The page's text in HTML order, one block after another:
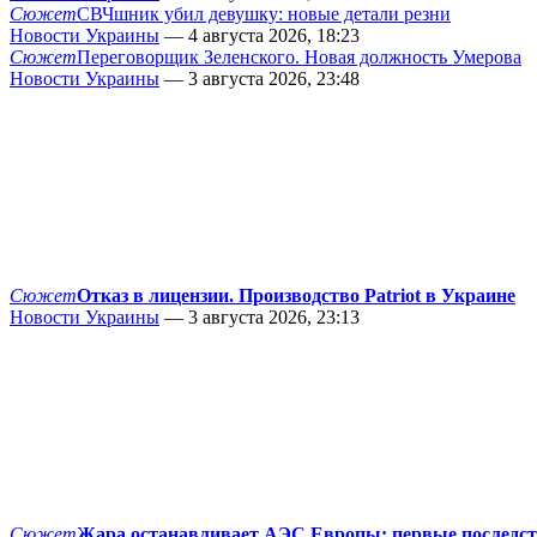
СюжетСВЧшник убил девушку: новые детали резни
Новости Украины — 4 августа 2026, 18:23
СюжетПереговорщик Зеленского. Новая должность Умерова
Новости Украины — 3 августа 2026, 23:48
СюжетОтказ в лицензии. Производство Patriot в Украине
Новости Украины — 3 августа 2026, 23:13